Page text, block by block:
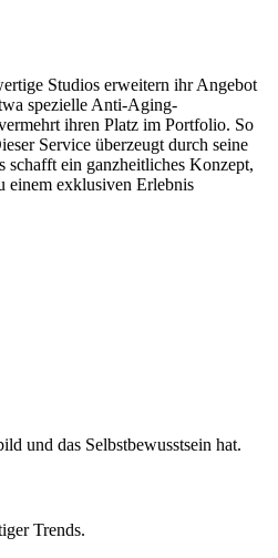
Studios erweitern ihr Angebot
spezielle Anti-Aging-
ihren Platz im Portfolio. So
Service überzeugt durch seine
schafft ein ganzheitliches Konzept,
einem exklusiven Erlebnis
und das Selbstbewusstsein hat.
Trends.